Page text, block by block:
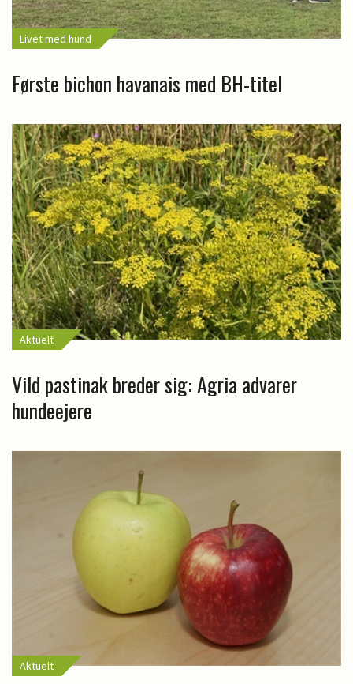
Livet med hund
Første bichon havanais med BH-titel
Aktuelt
Vild pastinak breder sig: Agria advarer
hundeejere
Aktuelt